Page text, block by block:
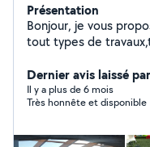
Présentation
Bonjour, je vous
tout types de
Dernier avis laissé
Il y a plus de 6 mois
Très honnête et disponible